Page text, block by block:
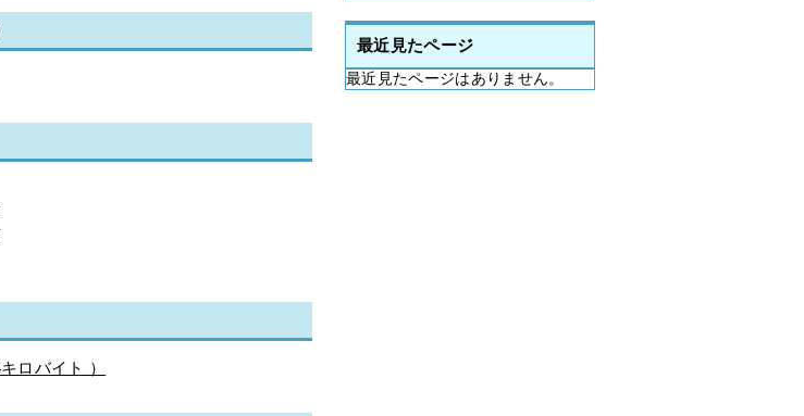
ロバイト ）
最近見たページ
最近見たページはありません。